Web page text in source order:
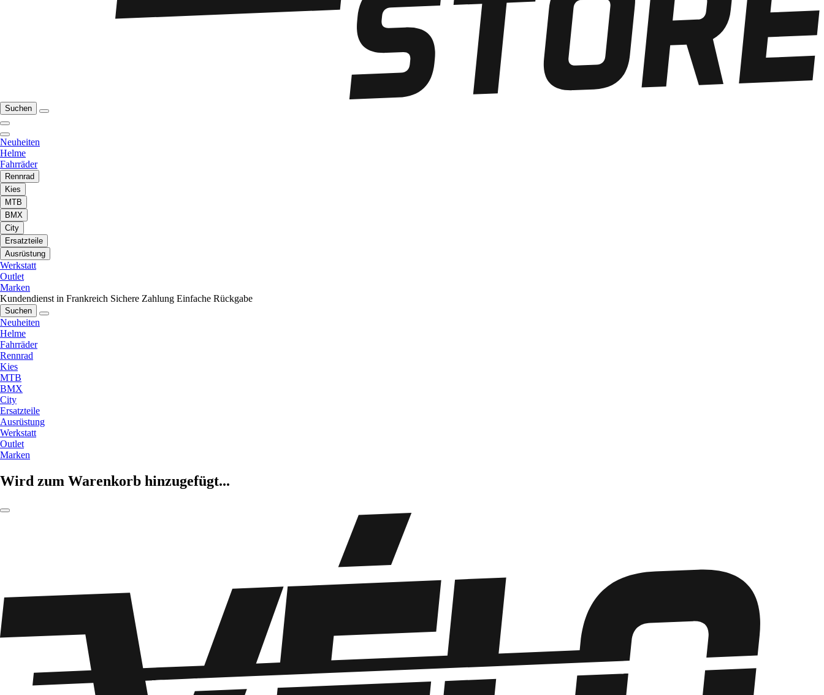
Suchen
Neuheiten
Helme
Fahrräder
Rennrad
Kies
MTB
BMX
City
Ersatzteile
Ausrüstung
Werkstatt
Outlet
Marken
Kundendienst in Frankreich Sichere Zahlung Einfache Rückgabe
Suchen
Neuheiten
Helme
Fahrräder
Rennrad
Kies
MTB
BMX
City
Ersatzteile
Ausrüstung
Werkstatt
Outlet
Marken
Wird zum Warenkorb hinzugefügt...